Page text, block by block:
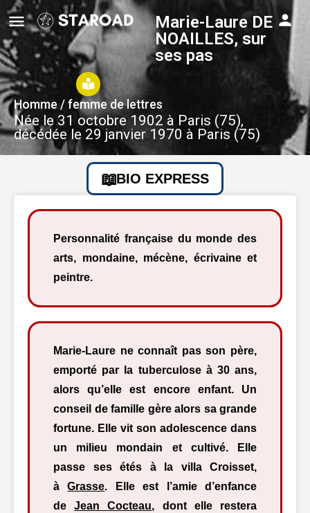
Marie-Laure DE
NOAILLES, sur
ses pas
Homme / femme de lettres
Née le 31 octobre 1902 à Paris (75),
décédée le 29 janvier 1970 à Paris (75)
BIO EXPRESS
Personnalité française du monde des
arts, mondaine, mécène, écrivaine et
peintre.
Marie-Laure ne connaît pas son père,
emporté par la tuberculose à 30 ans,
alors qu’elle est encore enfant. Un
conseil de famille gère alors sa grande
fortune. Elle vit son adolescence dans
un milieu mondain et cultivé. Elle
passe ses étés à la villa Croisset,
àGrasse. Elle est l’amie d’enfance
deJean Cocteau, dont elle restera